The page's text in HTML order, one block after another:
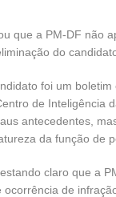
que a PM-DF
do
foi um
de Inteligência
antecedentes,
da função de
claro que a
de